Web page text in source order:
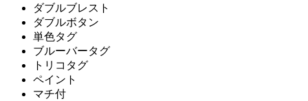
ダブルブレスト
ダブルボタン
単色タグ
ブルーバータグ
トリコタグ
ペイント
マチ付